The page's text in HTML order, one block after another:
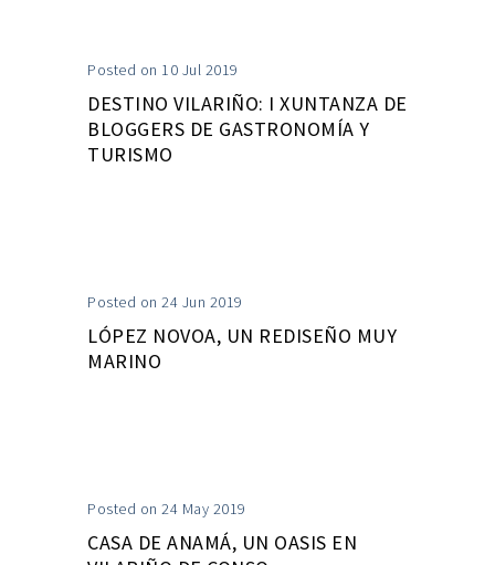
Posted on 10 Jul 2019
DESTINO VILARIÑO: I XUNTANZA DE
BLOGGERS DE GASTRONOMÍA Y
TURISMO
Posted on 24 Jun 2019
LÓPEZ NOVOA, UN REDISEÑO MUY
MARINO
Posted on 24 May 2019
CASA DE ANAMÁ, UN OASIS EN